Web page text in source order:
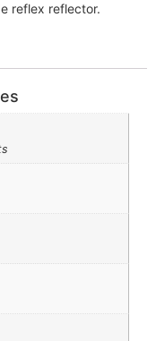
reflex reflector.